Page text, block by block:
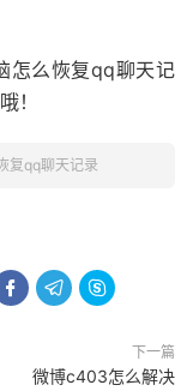
怎么恢复qq聊天记
！
复qq聊天记录
  
下一篇
微博c403怎么解决